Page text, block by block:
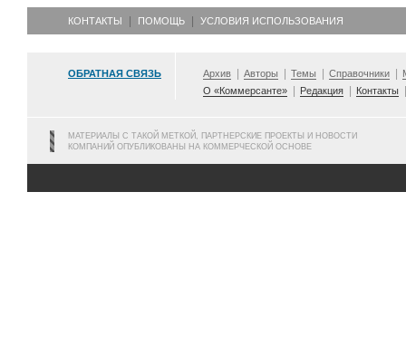
КОНТАКТЫ ПОМОЩЬ УСЛОВИЯ ИСПОЛЬЗОВАНИЯ
ОБРАТНАЯ СВЯЗЬ Архив Авторы Темы Справочники
О «Коммерсанте»
Редакция Контакты
МАТЕРИАЛЫ С ТАКОЙ МЕТКОЙ, ПАРТНЕРСКИЕ ПРОЕКТЫ И НОВОСТИ
КОМПАНИЙ ОПУБЛИКОВАНЫ НА КОММЕРЧЕСКОЙ ОСНОВЕ